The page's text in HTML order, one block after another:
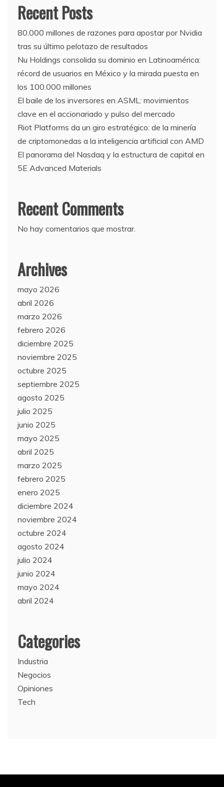
Recent Posts
80.000 millones de razones para apostar por Nvidia
tras su último pelotazo de resultados
Nu Holdings consolida su dominio en Latinoamérica:
récord de usuarios en México y la mirada puesta en
los 100.000 millones
El baile de los inversores en ASML: movimientos
clave en el accionariado y pulso del mercado
Riot Platforms da un giro estratégico: de la minería
de criptomonedas a la inteligencia artificial con AMD
El panorama del Nasdaq y la estructura de capital en
5E Advanced Materials
Recent Comments
No hay comentarios que mostrar.
Archives
mayo 2026
abril 2026
marzo 2026
febrero 2026
diciembre 2025
noviembre 2025
octubre 2025
septiembre 2025
agosto 2025
julio 2025
junio 2025
mayo 2025
abril 2025
marzo 2025
febrero 2025
enero 2025
diciembre 2024
noviembre 2024
octubre 2024
agosto 2024
julio 2024
junio 2024
mayo 2024
abril 2024
Categories
Industria
Negocios
Opiniones
Tech